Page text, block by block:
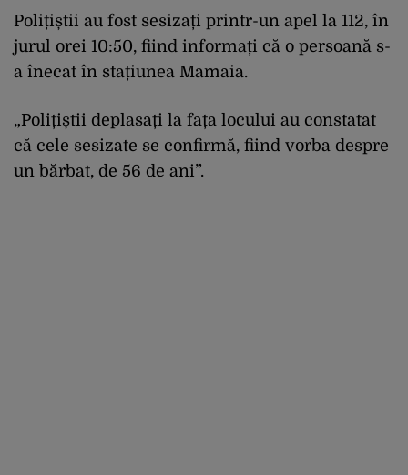
Polițiștii au fost sesizați printr-un apel la 112, în
jurul orei 10:50, fiind informați că o persoană s-
a înecat în stațiunea Mamaia.
„Polițiștii deplasați la fața locului au constatat
că cele sesizate se confirmă, fiind vorba despre
un bărbat, de 56 de ani”.